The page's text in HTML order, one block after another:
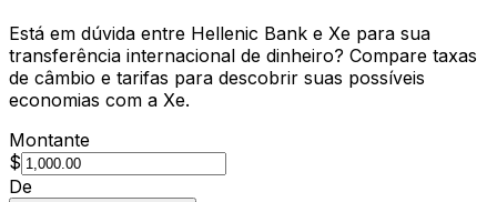
Está em dúvida entre Hellenic Bank e Xe para sua
transferência internacional de dinheiro? Compare taxas
de câmbio e tarifas para descobrir suas possíveis
economias com a Xe.
Montante
$
De